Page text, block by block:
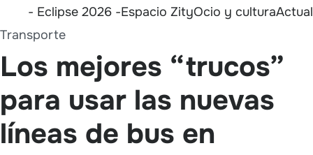
- Eclipse 2026 -Espacio ZityOcio y cultura
Transporte
Los mejores “trucos”
para usar las nuevas
líneas de bus en